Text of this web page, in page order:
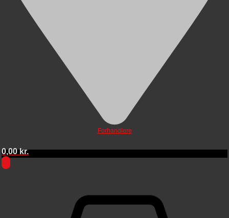
Forhandlere
0,00kr.